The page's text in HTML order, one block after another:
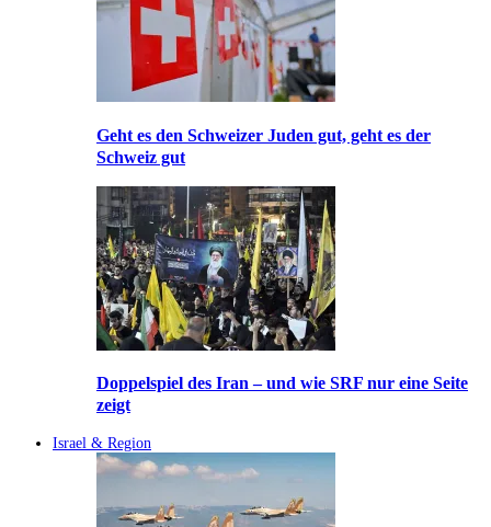
Geht es den Schweizer Juden gut, geht es der
Schweiz gut
Doppelspiel des Iran – und wie SRF nur eine Seite
zeigt
Israel & Region